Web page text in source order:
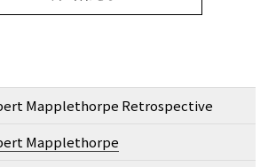
Mapplethorpe Retrospective
Mapplethorpe